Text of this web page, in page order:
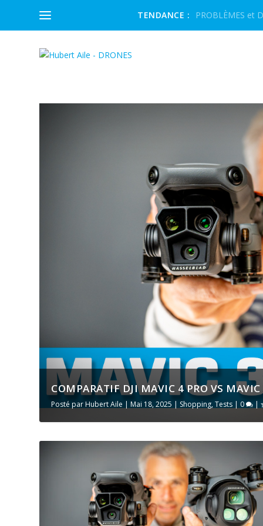
TENDANCE : PROBLÈMES et
COMPARATIF DJI MAVIC 4 PRO VS MAVIC
Posté parHubert Aile |Mai 18, 2025 | Shopping,Tests | 0 |